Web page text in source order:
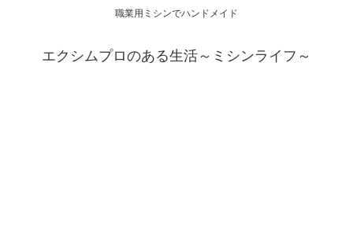
職業用ミシンでハンドメイド
エクシムプロのある生活～ミシンライフ～